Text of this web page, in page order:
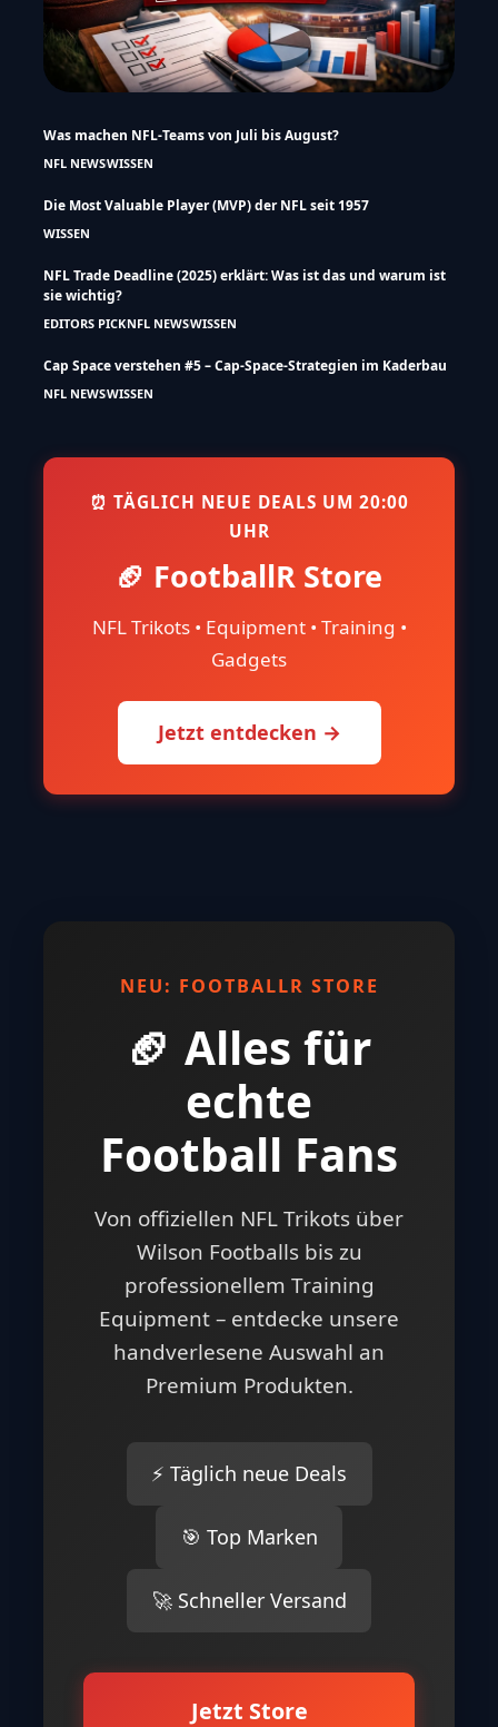
Was machen NFL-Teams von Juli bis August?
NFL NEWSWISSEN
Die Most Valuable Player (MVP) der NFL seit 1957
WISSEN
NFL Trade Deadline (2025) erklärt: Was ist das und warum ist
sie wichtig?
EDITORS PICKNFL NEWSWISSEN
Cap Space verstehen #5 – Cap-Space-Strategien im Kaderbau
NFL NEWSWISSEN
⏰ TÄGLICH NEUE DEALS UM 20:00
UHR
🏈 FootballR Store
NFL Trikots • Equipment • Training •
Gadgets
Jetzt entdecken →
NEU: FOOTBALLR STORE
🏈 Alles für
echte
Football Fans
Von offiziellen NFL Trikots über
Wilson Footballs bis zu
professionellem Training
Equipment – entdecke unsere
handverlesene Auswahl an
Premium Produkten.
⚡ Täglich neue Deals
🎯 Top Marken
🚀 Schneller Versand
Jetzt Store